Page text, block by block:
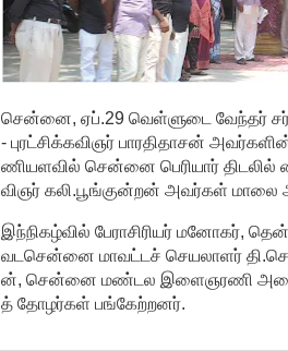
சென்னை, ஏப்.29 வெள்ளுடை வேந்தர் சர்.
- புரட்சிக்கவிஞர் பாரதிதாசன்
ணியளவில் சென்னை பெரியார் திடலில்
விஞர் கலி.பூங்குன்றன் அவர்கள் மாலை
இந்நிகழ்வில் பேராசிரியர்
வடசென்னை மாவட்டச் செயலாளர்
ன், சென்னை மண்டல இளைஞரணி
த் தோழர்கள் பங்கேற்றனர்.